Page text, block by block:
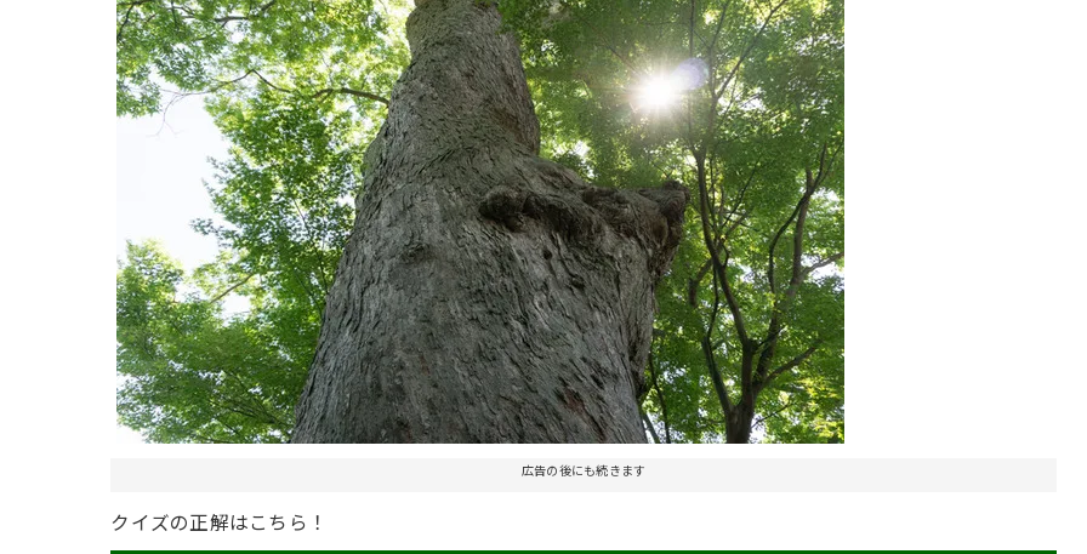
広告の後にも続きます
クイズの正解はこちら！